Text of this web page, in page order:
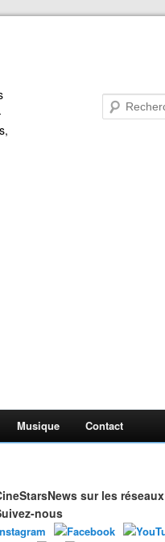
Musique Contact
sur les réseaux
nous